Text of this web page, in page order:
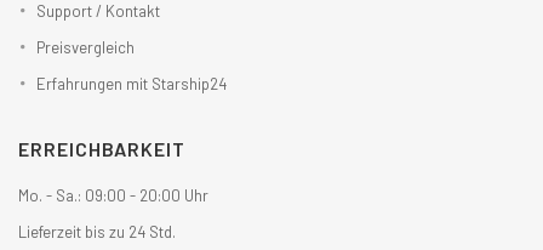
Support / Kontakt
Preisvergleich
Erfahrungen mit Starship24
ERREICHBARKEIT
Mo. - Sa.: 09:00 - 20:00 Uhr
Lieferzeit bis zu 24 Std.